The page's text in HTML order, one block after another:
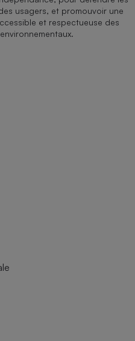
usagers, et promouvoir une
et respectueuse des